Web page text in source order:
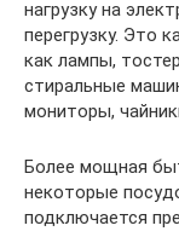
нагрузку на
перегрузку. Это
как лампы,
стиральные
мониторы,
Более мощная
некоторые
подключается